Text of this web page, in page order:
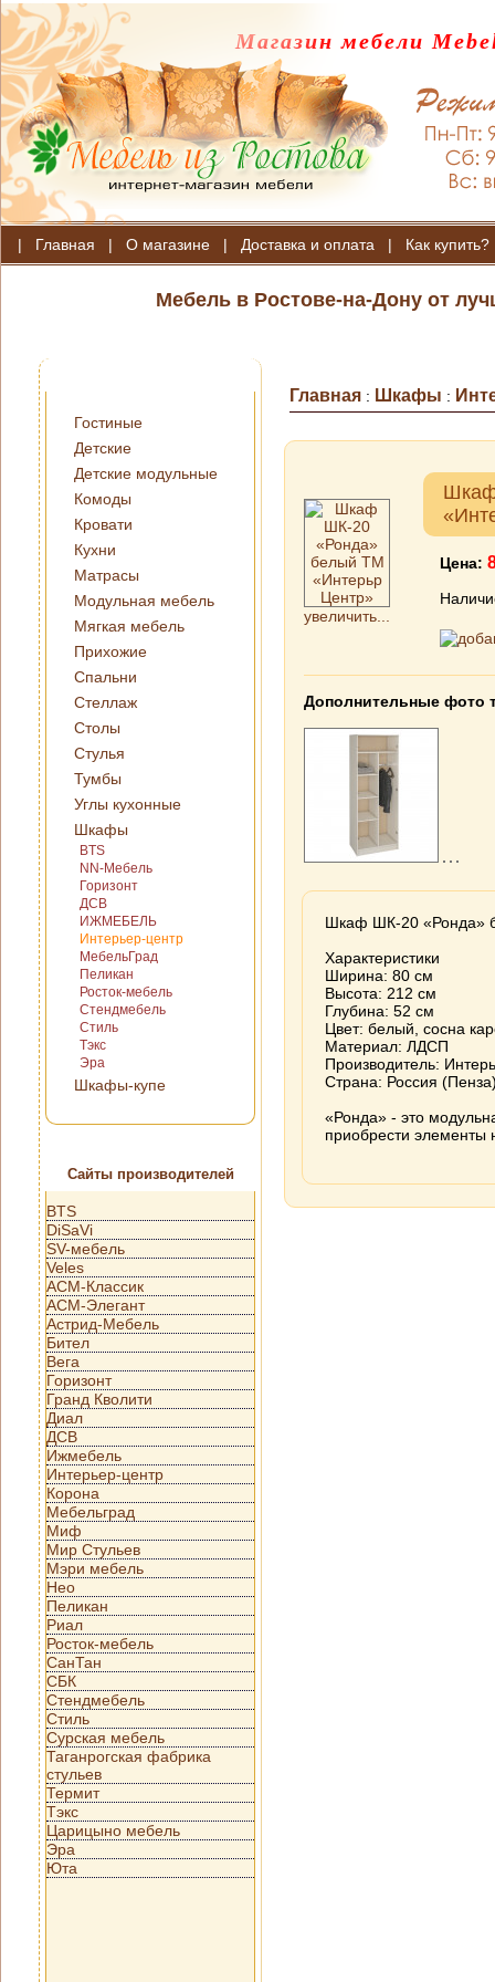
Магазин мебели
| Главная | О магазине | Доставка и оплата | Как купить?
Мебель в Ростове-на-Дону от
Гостиные
Детские
Детские модульные
Комоды
Кровати
Кухни
Матрасы
Модульная мебель
Мягкая мебель
Прихожие
Спальни
Стеллаж
Столы
Стулья
Тумбы
Углы кухонные
Шкафы
BTS
NN-Мебель
Горизонт
ДСВ
ИЖМЕБЕЛЬ
Интерьер-центр
МебельГрад
Пеликан
Росток-мебель
Стендмебель
Стиль
Тэкс
Эра
Шкафы-купе
Сайты производителей
BTS
DiSaVi
SV-мебель
Veles
АСМ-Классик
АСМ-Элегант
Астрид-Мебель
Бител
Вега
Горизонт
Гранд Кволити
Диал
ДСВ
Ижмебель
Интерьер-центр
Корона
Мебельград
Миф
Мир Стульев
Мэри мебель
Нео
Пеликан
Риал
Росток-мебель
СанТан
СБК
Стендмебель
Стиль
Сурская мебель
Таганрогская фабрика
стульев
Термит
Тэкс
Царицыно мебель
Эра
Юта
Главная : Шкафы :
увеличить...
Цена:
Дополнительные фото
Шкаф ШК-20 «Ронда»
Характеристики
Ширина: 80 см
Высота: 212 см
Глубина: 52 см
Цвет: белый, сосна
Материал: ЛДСП
Производитель:
Страна: Россия
«Ронда» - это
приобрести элементы